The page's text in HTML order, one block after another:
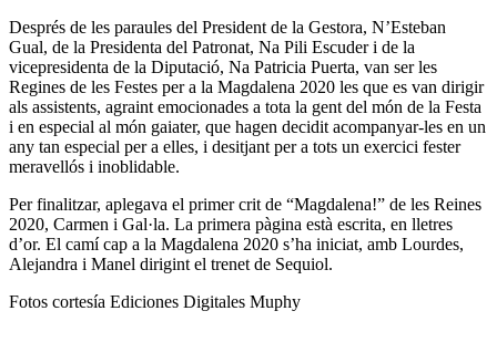
Després de les paraules del President de la Gestora, N’Esteban
Gual, de la Presidenta del Patronat, Na Pili Escuder i de la
vicepresidenta de la Diputació, Na Patricia Puerta, van ser les
Regines de les Festes per a la Magdalena 2020 les que es van dirigir
als assistents, agraint emocionades a tota la gent del món de la Festa
i en especial al món gaiater, que hagen decidit acompanyar-les en un
any tan especial per a elles, i desitjant per a tots un exercici fester
meravellós i inoblidable.
Per finalitzar, aplegava el primer crit de “Magdalena!” de les Reines
2020, Carmen i Gal·la. La primera pàgina està escrita, en lletres
d’or. El camí cap a la Magdalena 2020 s’ha iniciat, amb Lourdes,
Alejandra i Manel dirigint el trenet de Sequiol.
Fotos cortesía Ediciones Digitales Muphy